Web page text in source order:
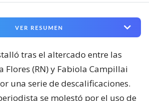
VER RESUMEN
tras el altercado entre las
Flores (RN) y Fabiola Campillai
una serie de descalificaciones.
se molestó por el uso de